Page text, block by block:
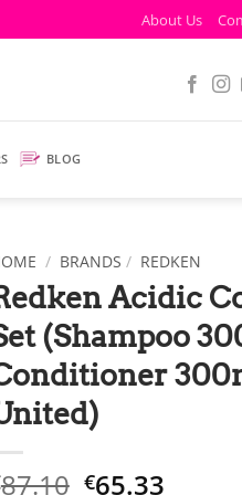
About Us
BLOG
/ BRANDS / REDKEN
Acidic
(Shampoo
87.10 Original
€65.33